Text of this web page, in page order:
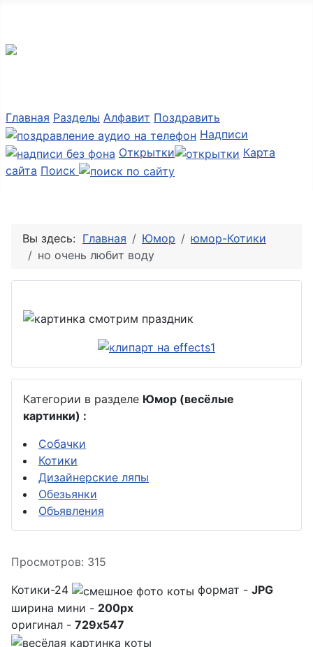
Главная Разделы Алфавит Поздравить
Надписи
Открытки
Карта
сайта Поиск
Вы здесь: Главная Юмор
юмор-Котики
но очень любит воду
Категории в разделе Юмор (весёлые
картинки) :
Собачки
Котики
Дизайнерские ляпы
Обезьянки
Объявления
Информация о материале
Просмотров: 315
Котики-24
формат - JPG
ширина мини - 200px
оригинал - 729x547